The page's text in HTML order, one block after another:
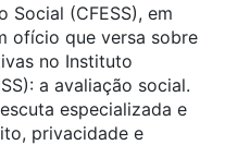
Social (CFESS), em
ofício que versa sobre
no Instituto
a avaliação social.
especializada e
privacidade e